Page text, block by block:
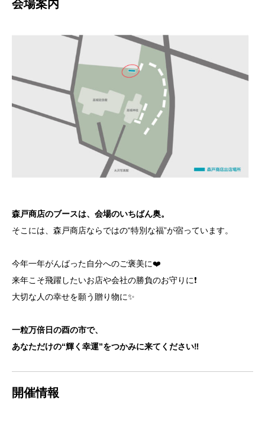
会場案内
森戸商店のブースは、会場のいちばん奥。
そこには、森戸商店ならではの“特別な福”が宿っています。
今年一年がんばった自分へのご褒美に❤️
来年こそ飛躍したいお店や会社の勝負のお守りに❗️
大切な人の幸せを願う贈り物に✨
一粒万倍日の酉の市で、
あなただけの“輝く幸運”をつかみに来てください‼️
開催情報